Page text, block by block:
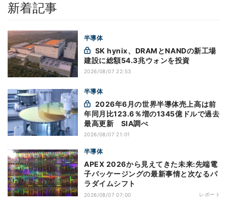
新着記事
半導体
建設に総額54.3兆ウォンを投資
2026/08/07 22:53
半導体
年同月比123.6％増の1345億ドルで過去
最高更新 SIA調べ
2026/08/07 21:01
半導体
APEX 2026から見えてきた未来:先端電
子パッケージングの最新事情と次なるパ
ラダイムシフト
2026/08/07 07:00 レポート